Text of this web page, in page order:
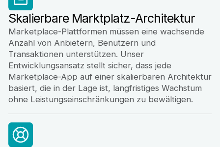
Skalierbare Marktplatz-Architektur
Marketplace-Plattformen müssen eine wachsende
Anzahl von Anbietern, Benutzern und
Transaktionen unterstützen. Unser
Entwicklungsansatz stellt sicher, dass jede
Marketplace-App auf einer skalierbaren Architektur
basiert, die in der Lage ist, langfristiges Wachstum
ohne Leistungseinschränkungen zu bewältigen.